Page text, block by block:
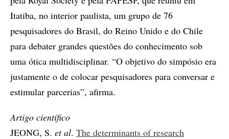
Itatiba, no interior paulista, um grupo de 76
pesquisadores do Brasil, do Reino Unido e do Chile
para debater grandes questões do conhecimento sob
uma ótica multidisciplinar. “O objetivo do simpósio era
justamente o de colocar pesquisadores para conversar e
estimular parcerias”, afirma.
Artigo científico
JEONG, S. et al. The determinants of research